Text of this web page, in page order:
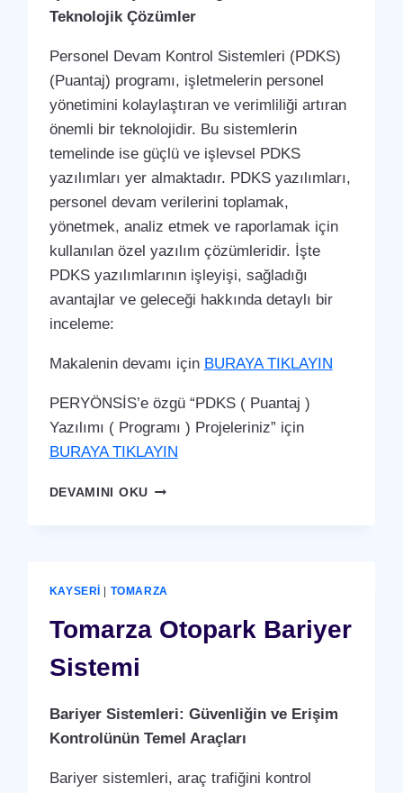
Teknolojik Çözümler
Personel Devam Kontrol Sistemleri (PDKS)
(Puantaj) programı, işletmelerin personel
yönetimini kolaylaştıran ve verimliliği artıran
önemli bir teknolojidir. Bu sistemlerin
temelinde ise güçlü ve işlevsel PDKS
yazılımları yer almaktadır. PDKS yazılımları,
personel devam verilerini toplamak,
yönetmek, analiz etmek ve raporlamak için
kullanılan özel yazılım çözümleridir. İşte
PDKS yazılımlarının işleyişi, sağladığı
avantajlar ve geleceği hakkında detaylı bir
inceleme:
Makalenin devamı için BURAYA TIKLAYIN
PERYÖNSİS’e özgü “PDKS ( Puantaj )
Yazılımı ( Programı ) Projeleriniz” için
BURAYA TIKLAYIN
DEVAMINI OKUTOMARZA
YAZILIMI
(PROGRAMI)
KAYSERI TOMARZA
Tomarza Otopark Bariyer
Sistemi
Bariyer Sistemleri: Güvenliğin ve Erişim
Kontrolünün Temel Araçları
Bariyer sistemleri, araç trafiğini kontrol